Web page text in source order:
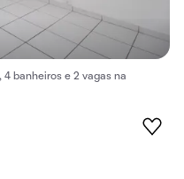
4 banheiros e 2 vagas na